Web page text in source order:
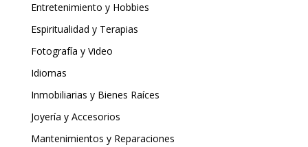
Entretenimiento y Hobbies
Espiritualidad y Terapias
Fotografía y Video
Idiomas
Inmobiliarias y Bienes Raíces
Joyería y Accesorios
Mantenimientos y Reparaciones